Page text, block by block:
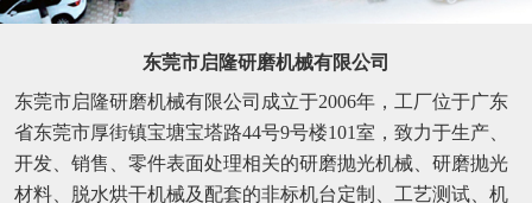
东莞市启隆研磨机械有限公司
东莞市启隆研磨机械有限公司成立于2006年，工厂位于广东
省东莞市厚街镇宝塘宝塔路44号9号楼101室，致力于生产、
开发、销售、零件表面处理相关的研磨抛光机械、研磨抛光
材料、脱水烘干机械及配套的非标机台定制、工艺测试、机